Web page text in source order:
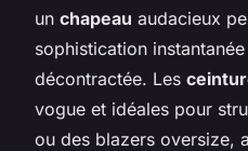
un chapeau audacieux
sophistication
décontractée. Les
vogue et idéales pour
ou des blazers oversize,